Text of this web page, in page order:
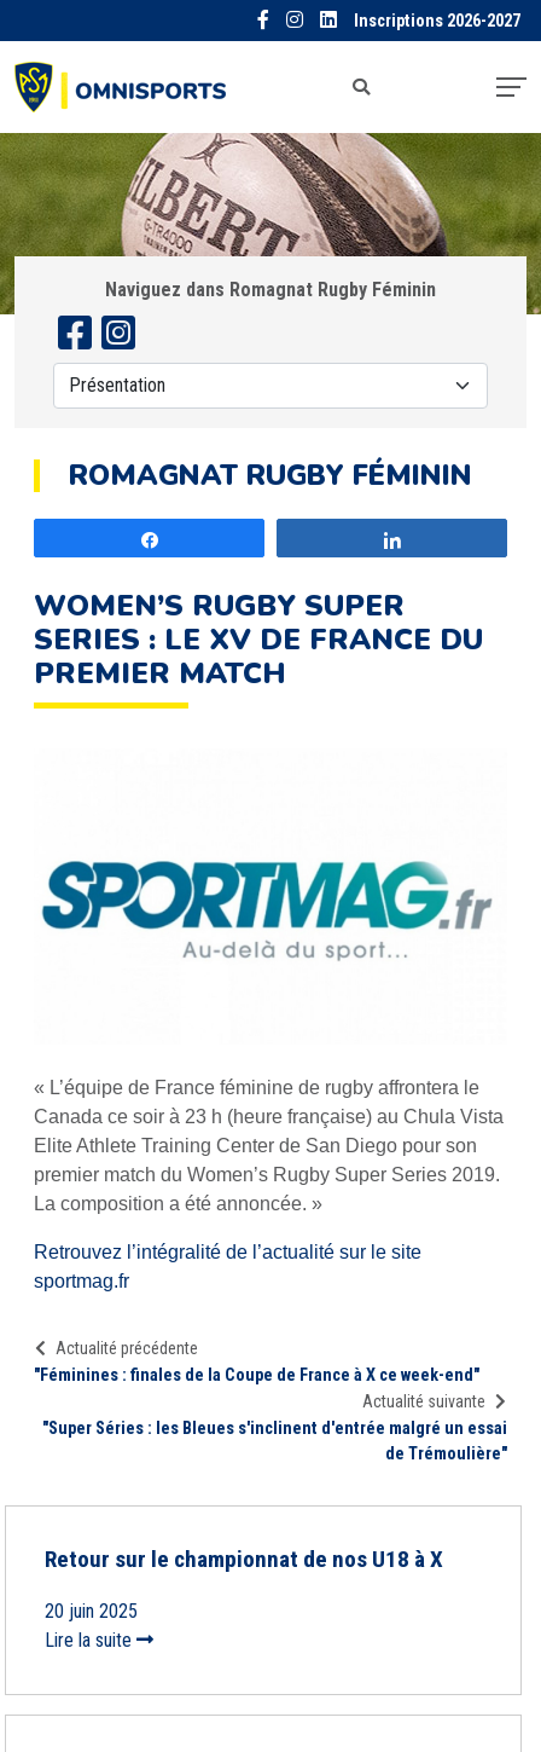
Inscriptions 2026-2027
Naviguez dans Romagnat Rugby Féminin
ROMAGNAT RUGBY FÉMININ
WOMEN’S RUGBY SUPER
SERIES : LE XV DE FRANCE DU
PREMIER MATCH
« L’équipe de France féminine de rugby affrontera le
Canada ce soir à 23 h (heure française) au Chula Vista
Elite Athlete Training Center de San Diego pour son
premier match du Women’s Rugby Super Series 2019.
La composition a été annoncée. »
Retrouvez l’intégralité de l’actualité sur le site
sportmag.fr
Actualité précédente
"Féminines : finales de la Coupe de France à X ce week-end"
Actualité suivante
"Super Séries : les Bleues s'inclinent d'entrée malgré un essai
de Trémoulière"
Retour sur le championnat de nos U18 à X
20 juin 2025
Lire la suite